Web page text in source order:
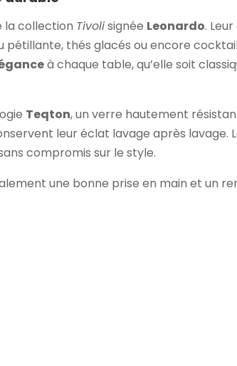
la collection Tivolisignée Leonardo.
pétillante, thés glacés ou encore
à chaque table, qu’elle soit
Teqton, un verre hautement
leur éclat lavage après lavage.
compromis sur le style.
une bonne prise en main et un